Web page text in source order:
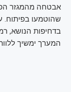
אבטחה מהמגזר
שהוטמעו
בדחיפות הנושא,
המערך ימשיך